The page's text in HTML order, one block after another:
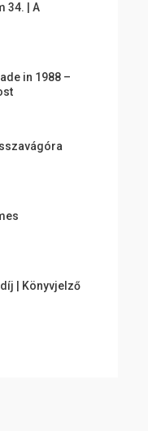
34. | A
in 1988 –
| Könyvjelző